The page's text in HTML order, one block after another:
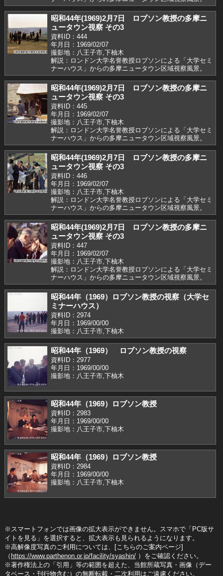
昭和44年(1969)2月7日 ロブソン教授の多摩ニ
ュータウン視察 その3
資料ID：444
年月日：1969/02/07
撮影地：八王子市,下柚木
解説：ロンドン大学名誉教授ロブソンによる「大学セミ
ナーハウス」からの多摩ニュータウン区域視察風景。
昭和44年(1969)2月7日 ロブソン教授の多摩ニ
ュータウン視察 その3
資料ID：445
年月日：1969/02/07
撮影地：八王子市,下柚木
解説：ロンドン大学名誉教授ロブソンによる「大学セミ
ナーハウス」からの多摩ニュータウン区域視察風景。
昭和44年(1969)2月7日 ロブソン教授の多摩ニ
ュータウン視察 その3
資料ID：446
年月日：1969/02/07
撮影地：八王子市,下柚木
解説：ロンドン大学名誉教授ロブソンによる「大学セミ
ナーハウス」からの多摩ニュータウン区域視察風景。
昭和44年(1969)2月7日 ロブソン教授の多摩ニ
ュータウン視察 その3
資料ID：447
年月日：1969/02/07
撮影地：八王子市,下柚木
解説：ロンドン大学名誉教授ロブソンによる「大学セミ
ナーハウス」からの多摩ニュータウン区域視察風景。
昭和44年（1969）ロブソン教授の視察（大学セ
ミナーハウス）
資料ID：2974
年月日：1969/00/00
撮影地：八王子市,下柚木
昭和44年（1969） ロブソン教授の視察
資料ID：2977
年月日：1969/00/00
撮影地：八王子市,下柚木
昭和44年（1969）ロブソン教授
資料ID：2983
年月日：1969/00/00
撮影地：八王子市,下柚木
昭和44年（1969）ロブソン教授
資料ID：2984
年月日：1969/00/00
撮影地：八王子市,下柚木
※スマートフォンでは画像の拡大表示ができません。スマホで「PC版サ
イトを見る」を選択すると、拡大表示も見られるようになります。
※高解像度写真のご利用については、[こちらのご案内ページ]
（ https://www.parthenon.or.jp/facility/syashin/）をご確認ください。
※著作権法上の「引用」等の範囲を超えた、当館所蔵写真・画像（デー
タベース・刊行物含む）の無断転載・二次利用はご遠慮ください。